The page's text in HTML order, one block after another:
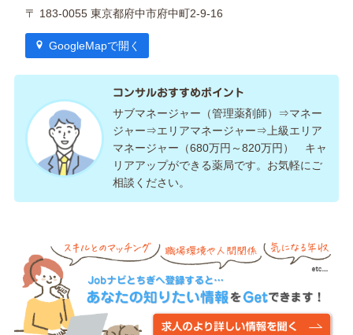
〒 183-0055 東京都府中市府中町2-9-16
GoogleMapで開く
コンサルおすすめポイント
サブマネージャー（管理薬剤師）⇒マネー
ジャー⇒エリアマネージャー⇒上級エリア
マネージャー（680万円～820万円） キャ
リアアップができる薬局です。お気軽にご
相談ください。